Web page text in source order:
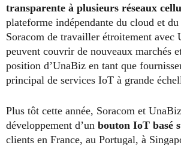
transparente à plusieurs réseaux
plateforme indépendante du cloud et
Soracom de travailler étroitement
peuvent couvrir de nouveaux marchés
position d’UnaBiz en tant que
principal de services IoT à grande
Plus tôt cette année, Soracom et
développement d’un bouton IoT basé
clients en France, au Portugal, à